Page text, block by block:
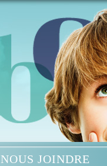
NOUS JOINDRE